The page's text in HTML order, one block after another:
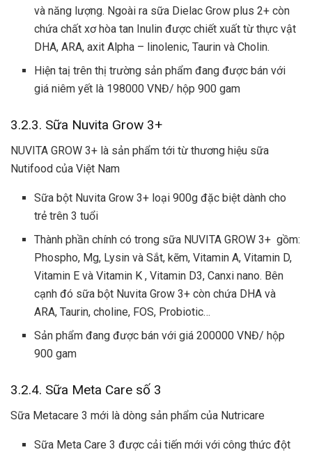
và năng lượng. Ngoài ra sữa Dielac Grow plus 2+ còn
chứa chất xơ hòa tan Inulin được chiết xuất từ thực vật
DHA, ARA, axit Alpha – linolenic, Taurin và Cholin.
Hiện taị trên thị trường sản phẩm đang được bán với
giá niêm yết là 198000 VNĐ/ hộp 900 gam
3.2.3. Sữa Nuvita Grow 3+
NUVITA GROW 3+ là sản phẩm tới từ thương hiệu sữa
Nutifood của Việt Nam
Sữa bột Nuvita Grow 3+ loại 900g đặc biệt dành cho
trẻ trên 3 tuổi
Thành phần chính có trong sữa NUVITA GROW 3+ gồm:
Phospho, Mg, Lysin và Sắt, kẽm, Vitamin A, Vitamin D,
Vitamin E và Vitamin K , Vitamin D3, Canxi nano. Bên
cạnh đó sữa bột Nuvita Grow 3+ còn chứa DHA và
ARA, Taurin, choline, FOS, Probiotic…
Sản phẩm đang được bán với giá 200000 VNĐ/ hộp
900 gam
3.2.4. Sữa Meta Care số 3
Sữa Metacare 3 mới là dòng sản phẩm của Nutricare
Sữa Meta Care 3 được cải tiến mới với công thức đột